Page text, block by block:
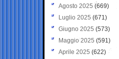
Agosto 2025 (669)
Luglio 2025 (671)
Giugno 2025 (573)
Maggio 2025 (591)
Aprile 2025 (622)